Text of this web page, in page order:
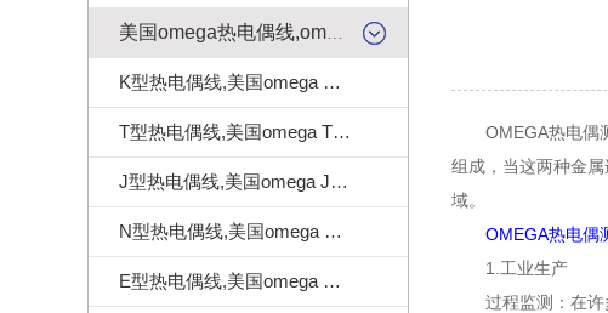
K型热电偶线,美国omega K型热电偶线
T型热电偶线,美国omega T型热电偶线
J型热电偶线,美国omega J型热电偶线
N型热电偶线,美国omega N型热电偶线
E型热电偶线,美国omega E型热电偶线
OMEGA热电偶测
组成，当这两种金
域。
OMEGA热电偶
1.工业生产
过程监测：在许多